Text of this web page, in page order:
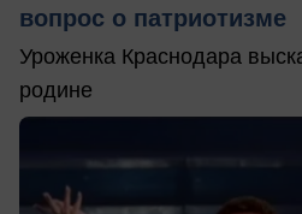
вопрос о патриотизме
Уроженка Краснодара
родине